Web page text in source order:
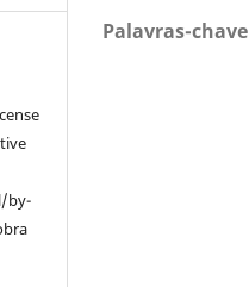
by-
Palavras-chave